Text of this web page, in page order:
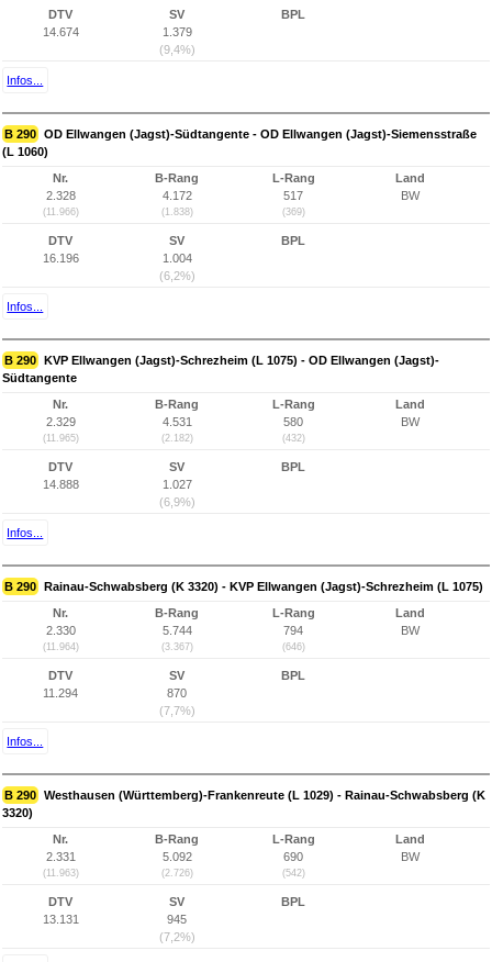
DTV
14.674
SV
1.379
(9,4%)
BPL
Infos...
B 290 OD Ellwangen (Jagst)-Südtangente - OD Ellwangen (Jagst)-Siemensstraße
(L 1060)
Nr.
2.328
(11.966)
B-Rang
4.172
(1.838)
L-Rang
517
(369)
Land
BW
DTV
16.196
SV
1.004
(6,2%)
BPL
Infos...
B 290 KVP Ellwangen (Jagst)-Schrezheim (L 1075) - OD Ellwangen (Jagst)-
Südtangente
Nr.
2.329
(11.965)
B-Rang
4.531
(2.182)
L-Rang
580
(432)
Land
BW
DTV
14.888
SV
1.027
(6,9%)
BPL
Infos...
B 290 Rainau-Schwabsberg (K 3320) - KVP Ellwangen (Jagst)-Schrezheim (L 1075)
Nr.
2.330
(11.964)
B-Rang
5.744
(3.367)
L-Rang
794
(646)
Land
BW
DTV
11.294
SV
870
(7,7%)
BPL
Infos...
B 290 Westhausen (Württemberg)-Frankenreute (L 1029) - Rainau-Schwabsberg (K
3320)
Nr.
2.331
(11.963)
B-Rang
5.092
(2.726)
L-Rang
690
(542)
Land
BW
DTV
13.131
SV
945
(7,2%)
BPL